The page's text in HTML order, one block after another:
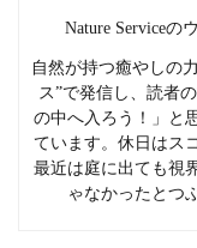
Nature Serviceの
自然が持つ癒やしの
ス”で発信し、読者
の中へ入ろう！」と
ています。休日はス
最近は庭に出ても視
ゃなかったとつ